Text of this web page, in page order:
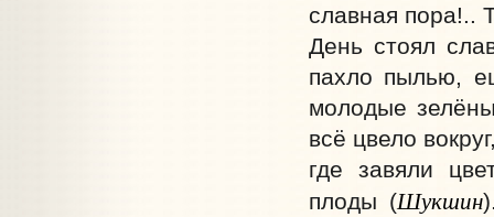
славная пора!..
День стоял
пахло пылью,
молодые
всё цвело
где завяли
плоды (Шукшин